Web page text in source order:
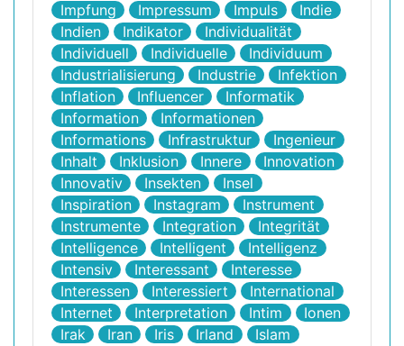
Impfung
Impressum Impuls
Indie
Indien
Indikator
Individualität
Individuell
Individuelle
Individuum
Industrialisierung
Industrie
Infektion
Inflation
Influencer
Informatik
Information
Informationen
Informations
Infrastruktur
Ingenieur
Inhalt
Inklusion Innere
Innovation
Innovativ
Insekten
Insel
Inspiration
Instagram
Instrument
Instrumente
Integration
Integrität
Intelligence
Intelligent
Intelligenz
Intensiv
Interessant
Interesse
Interessen
Interessiert
International
Internet
Interpretation Intim
Ionen
Irak
Iran Iris Irland
Islam